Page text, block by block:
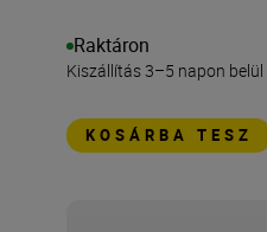
Raktáron
Kiszállítás 3–5 napon belül
KOSÁRBA TESZ